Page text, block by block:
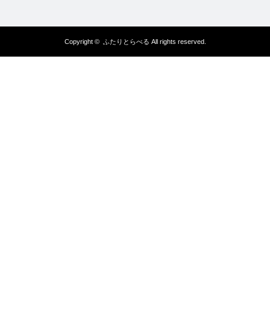
Copyright © ふたりとらべる All rights reserved.